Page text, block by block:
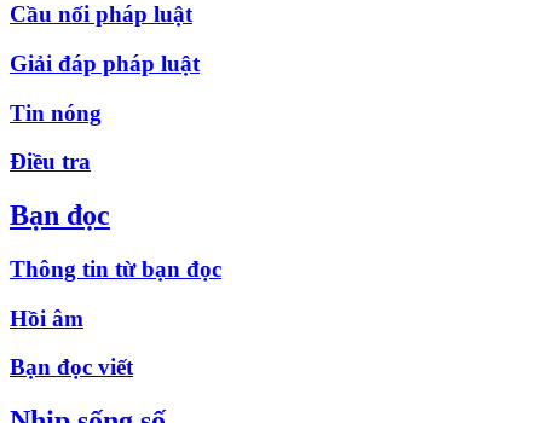
Cầu nối pháp luật
Giải đáp pháp luật
Tin nóng
Điều tra
Bạn đọc
Thông tin từ bạn đọc
Hồi âm
Bạn đọc viết